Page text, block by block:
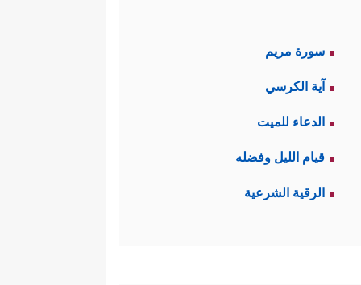
سورة مريم
آية الكرسي
الدعاء للميت
قيام الليل وفضله
الرقية الشرعية